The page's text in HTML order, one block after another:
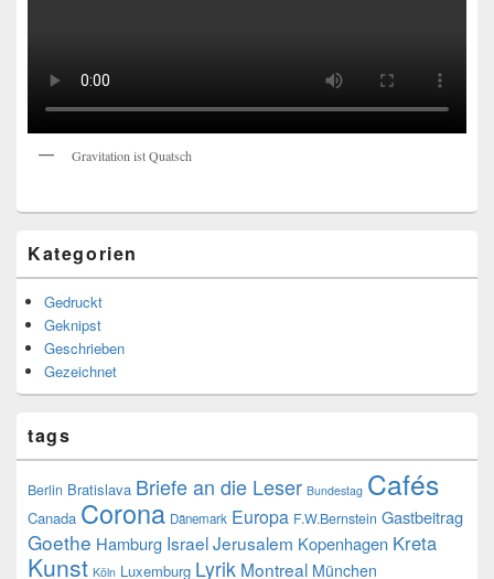
Gravitation ist Quatsch
Kategorien
Gedruckt
Geknipst
Geschrieben
Gezeichnet
tags
Berlin Bratislava Briefe an die Leser Bundestag Cafés
Canada Corona Dänemark Europa F.W.Bernstein Gastbeitrag
Goethe Hamburg IsraelJerusalem Kopenhagen Kreta
Kunst Köln Luxemburg Lyrik Montreal München